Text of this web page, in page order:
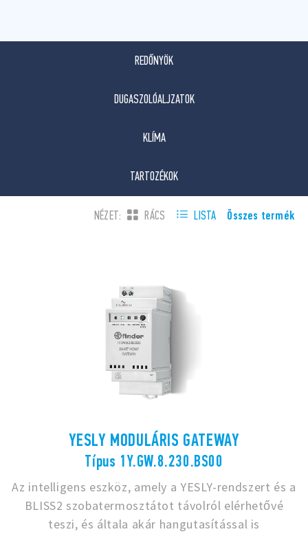
REDŐNYÖK
DUGASZOLÓALJZATOK
KLÍMA
TARTOZÉKOK
NÉZET: RÁCS LISTA Összes termék
YESLY MODULÁRIS GATEWAY
Típus 1Y.GW.8.230.BS00
Az intelligens eszköz, amely a YESLY-rendszert és a
BLISS2 szobatermosztátot távolról elérhetővé
teszi, és általa akár hangutasítással is